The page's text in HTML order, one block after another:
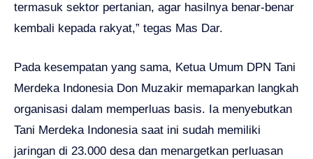
termasuk sektor pertanian, agar hasilnya benar-benar
kembali kepada rakyat,” tegas Mas Dar.
Pada kesempatan yang sama, Ketua Umum DPN Tani
Merdeka Indonesia Don Muzakir memaparkan langkah
organisasi dalam memperluas basis. Ia menyebutkan
Tani Merdeka Indonesia saat ini sudah memiliki
jaringan di 23.000 desa dan menargetkan perluasan